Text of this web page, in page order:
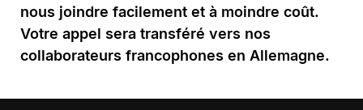
nous joindre facilement et à moindre coût.
Votre appel sera transféré vers nos
collaborateurs francophones en Allemagne.